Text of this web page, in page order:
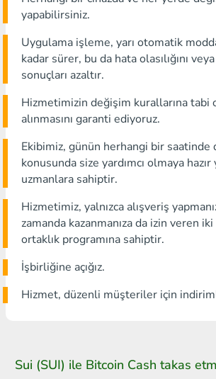
yapabilirsiniz.
Uygulama işleme, yarı otomatik
kadar sürer, bu da hata olasılığını
sonuçları azaltır.
Hizmetimizin değişim kurallarına tabi
alınmasını garanti ediyoruz.
Ekibimiz, günün herhangi bir saatinde
konusunda size yardımcı olmaya
uzmanlara sahiptir.
Hizmetimiz, yalnızca alışveriş
zamanda kazanmanıza da izin veren
ortaklık programına sahiptir.
İşbirliğine açığız.
Hizmet, düzenli müşteriler için
Sui (SUI) ile Bitcoin Cash takas